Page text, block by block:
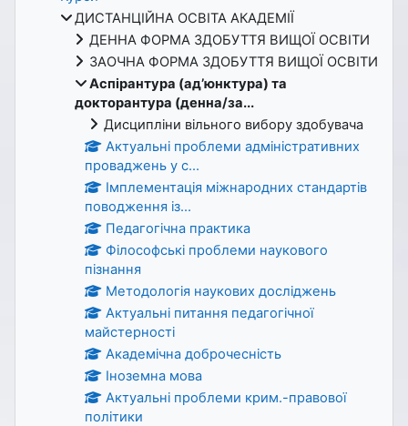
ДИСТАНЦІЙНА ОСВІТА АКАДЕМІЇ
ДЕННА ФОРМА ЗДОБУТТЯ ВИЩОЇ ОСВІТИ
ЗАОЧНА ФОРМА ЗДОБУТТЯ ВИЩОЇ ОСВІТИ
Аспірантура (ад’юнктура) та
докторантура (денна/за...
Дисципліни вільного вибору здобувача
Актуальні проблеми адміністративних
проваджень у с...
Імплементація міжнародних стандартів
поводження із...
Педагогічна практика
Філософські проблеми наукового
пізнання
Методологія наукових досліджень
Актуальні питання педагогічної
майстерності
Академічна доброчесність
Іноземна мова
Актуальні проблеми крим.-правової
політики